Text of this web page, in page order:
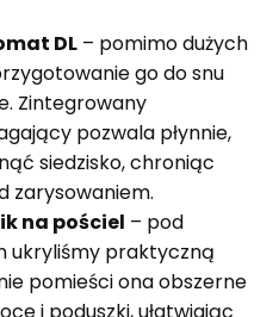
DL – pomimo dużych
go do snu
Zintegrowany
pozwala płynnie,
siedzisko, chroniąc
zarysowaniem.
na pościel – pod
ukryliśmy praktyczną
pomieści ona obszerne